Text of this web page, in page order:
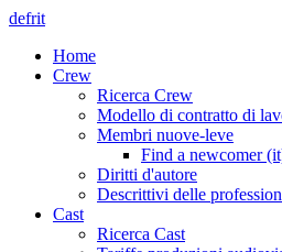
defrit
Home
Crew
Ricerca Crew
Modello di contratto di
Membri nuove-leve
Find a newcomer
Diritti d'autore
Descrittivi delle
Cast
Ricerca Cast